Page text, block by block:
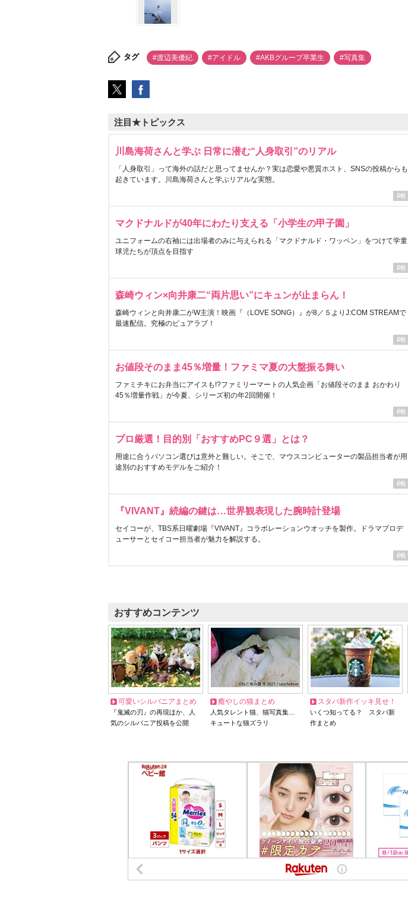
タグ #渡辺美優紀 #アイドル #AKBグループ卒業生 #写真集
注目★トピックス
川島海荷さんと学ぶ 日常に潜む“人身取引”のリアル
「人身取引」って海外の話だと思ってませんか？実は恋愛や悪質ホスト、SNSの投稿からも
起きています。川島海荷さんと学ぶリアルな実態。
マクドナルドが40年にわたり支える「小学生の甲子園」
ユニフォームの右袖には出場者のみに与えられる「マクドナルド・ワッペン」をつけて学童
球児たちが頂点を目指す
森崎ウィン×向井康二“両片思い”にキュンが止まらん！
森崎ウィンと向井康二がW主演！映画『（LOVE SONG）』が8／５よりJ:COM STREAMで
最速配信。究極のピュアラブ！
お値段そのまま45％増量！ファミマ夏の大盤振る舞い
ファミチキにお弁当にアイスも!?ファミリーマートの人気企画「お値段そのまま おかわり
45％増量作戦」が今夏、シリーズ初の年2回開催！
プロ厳選！目的別「おすすめPC９選」とは？
用途に合うパソコン選びは意外と難しい。そこで、マウスコンピューターの製品担当者が用
途別のおすすめモデルをご紹介！
『VIVANT』続編の鍵は…世界観表現した腕時計登場
セイコーが、TBS系日曜劇場『VIVANT』コラボレーションウオッチを製作。ドラマプロデ
ューサーとセイコー担当者が魅力を解説する。
おすすめコンテンツ
可愛いシルバニアまとめ
『鬼滅の刃』の再現ほか、人
気のシルバニア投稿を公開
癒やしの猫まとめ
人気タレント猫、猫写真集…
キュートな猫ズラリ
スタバ新作イッキ見せ！
いくつ知ってる？ スタバ新
作まとめ